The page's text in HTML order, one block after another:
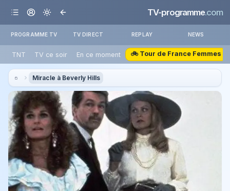
TV-programme.com
PROGRAMME TV TV DIRECT REPLAY NEWS
TNT TV ce soir En ce moment 🚲 Tour de France Femmes
Miracle à Beverly Hills